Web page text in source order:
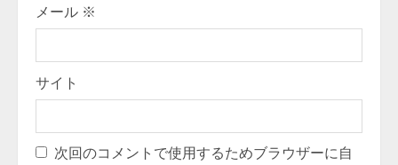
メール ※
サイト
次回のコメントで使用するためブラウザーに自